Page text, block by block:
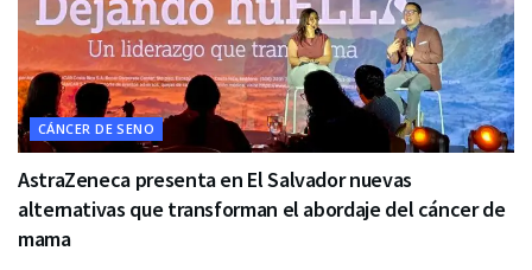
CÁNCER DE SENO
AstraZeneca presenta en El Salvador nuevas
alternativas que transforman el abordaje del cáncer de
mama